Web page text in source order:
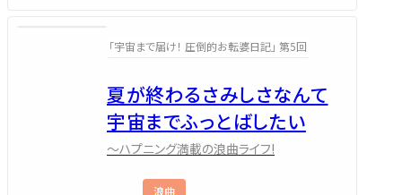
「宇宙まで届け！ 圧倒的お転婆日記」 第5回
夏が終わるさみしさなんて
宇宙までふっとばしたい
～ハプニング満載の浪曲ライフ!
浪曲